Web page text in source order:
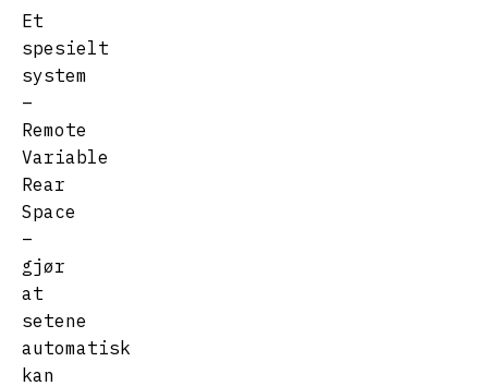
Et
spesielt
system
–
Remote
Variable
Rear
Space
–
gjør
at
setene
automatisk
kan